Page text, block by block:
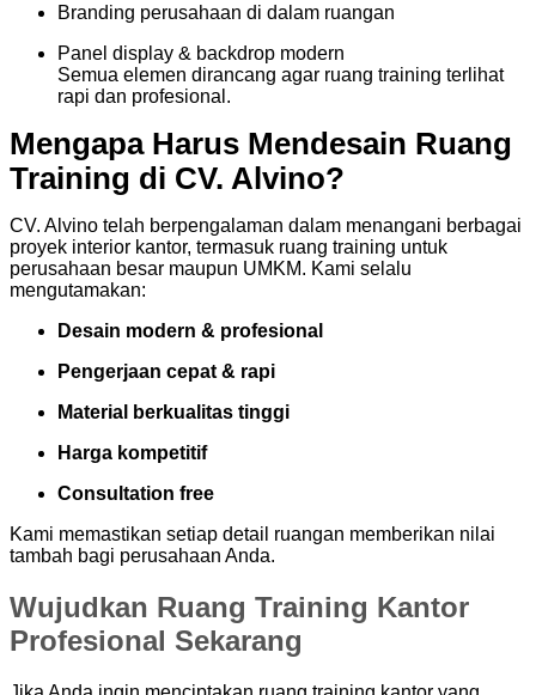
Branding perusahaan di dalam ruangan
Panel display & backdrop modern
Semua elemen dirancang agar ruang training terlihat
rapi dan profesional.
Mengapa Harus Mendesain Ruang
Training di CV. Alvino?
CV. Alvino telah berpengalaman dalam menangani berbagai
proyek interior kantor, termasuk ruang training untuk
perusahaan besar maupun UMKM. Kami selalu
mengutamakan:
Desain modern & profesional
Pengerjaan cepat & rapi
Material berkualitas tinggi
Harga kompetitif
Consultation free
Kami memastikan setiap detail ruangan memberikan nilai
tambah bagi perusahaan Anda.
Wujudkan Ruang Training Kantor
Profesional Sekarang